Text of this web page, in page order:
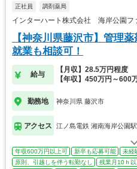
正社員 調剤薬局
インターハート株式会社 海岸公園フ
【神奈川県藤沢市】管理
就業も相談可！
給与
【月収】28.5万円程度
【年収】450万円～600
勤務地 神奈川県 藤沢市
アクセス 江ノ島電鉄 湘南海岸公園駅
年収600万円以上可 新卒も応募可能
未経
原則、引越しを伴う転勤なし
残業月10ｈ